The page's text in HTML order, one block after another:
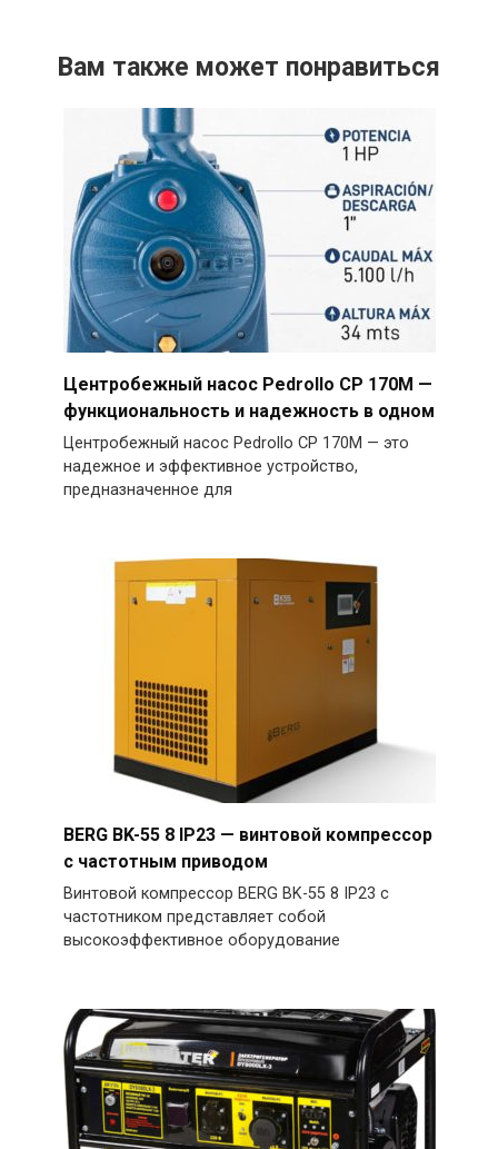
Вам также может понравиться
Центробежный насос Pedrollo CP 170M —
функциональность и надежность в одном
Центробежный насос Pedrollo CP 170M — это
надежное и эффективное устройство,
предназначенное для
BERG BK-55 8 IP23 — винтовой компрессор
с частотным приводом
Винтовой компрессор BERG BK-55 8 IP23 с
частотником представляет собой
высокоэффективное оборудование